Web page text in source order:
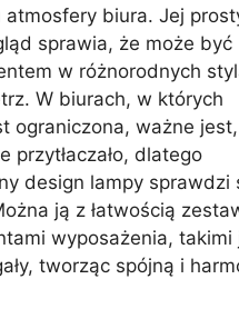
atmosfery biura. Jej
sprawia, że może być
w różnorodnych
W biurach, w których
ograniczona, ważne
przytłaczało, dlatego
design lampy sprawdzi
ją z łatwością
wyposażenia, takimi
tworząc spójną i